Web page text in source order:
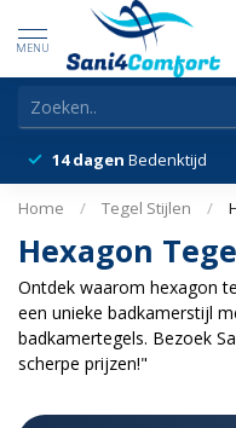
MENU
14 dagen Bedenktijd
Home / Tegel Stijlen /
Hexagon
Ontdek waarom hexagon
een unieke badkamerstijl
badkamertegels. Bezoek
scherpe prijzen!"